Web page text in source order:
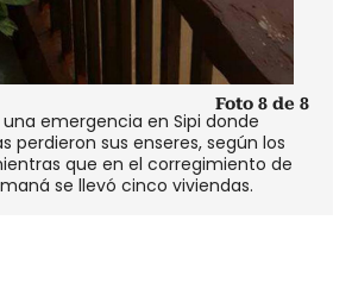
emergencia en Sipi donde
perdieron sus enseres, según los
que en el corregimiento de
se llevó cinco viviendas.
Foto 8 de 8